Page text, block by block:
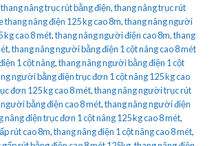
thang nâng trục rút bằng điện,thang nâng trục rút
thang nâng điện 125 kg cao 8m,thang nâng người
kg cao 8 mét,thang nâng người điện cao 8m,thang
,thang nâng người bằng điện 1 cột nâng cao 8 mét
1 cột nâng,thang nâng người bằng điện 1 cột
người bằng điện trục đơn 1 cột nâng 125 kg cao
đơn 125 kg cao 8 mét,thang nâng người trục rút
bằng điện cao 8 mét,thang nâng người điện
nâng điện trục đơn 1 cột nâng 125 kg cao 8 mét,
rút cao 8m,thang nâng điện 1 cột nâng cao 8 mét,